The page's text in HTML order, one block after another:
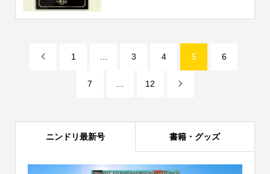
 1 3 4 5 6
7 12 
ニンドリ最新号 書籍・グッズ